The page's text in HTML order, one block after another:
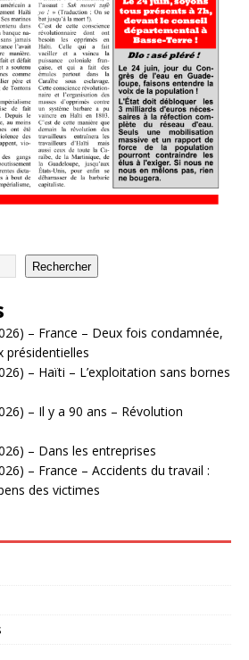
Rechercher
– France – Deux fois condamnée,
présidentielles
– Haïti – L’exploitation sans bornes
– Il y a 90 ans – Révolution
– Dans les entreprises
– France – Accidents du travail :
des victimes